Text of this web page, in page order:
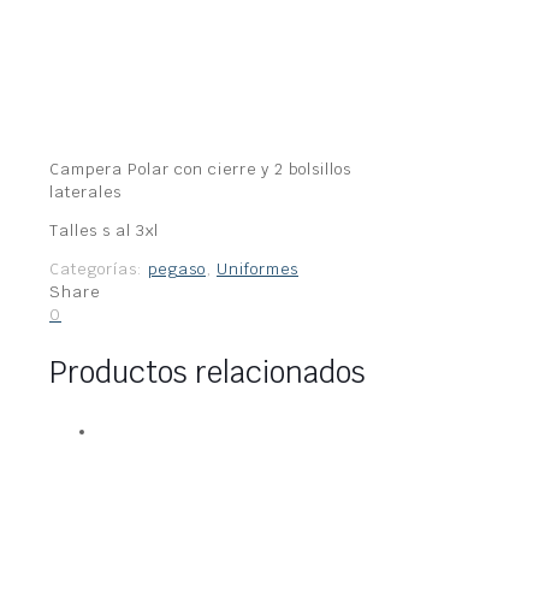
Campera Polar con cierre y 2 bolsillos
laterales
Talles s al 3xl
Categorías: pegaso, Uniformes
Share
0
Productos relacionados